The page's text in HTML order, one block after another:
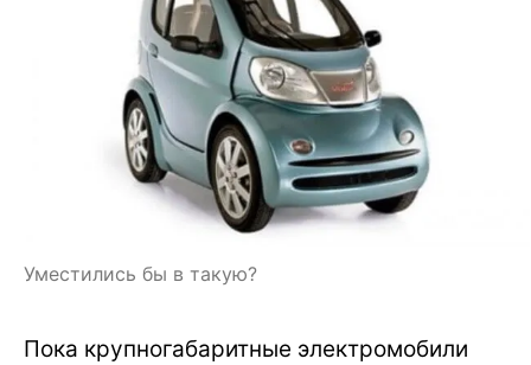
Уместились бы в такую?
Пока крупногабаритные электромобили